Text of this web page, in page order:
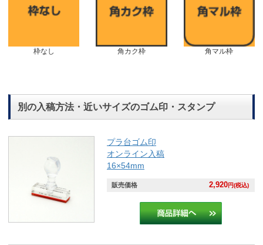
枠なし 角カク枠 角マル枠
別の入稿方法・近いサイズのゴム印・スタンプ
プラ台ゴム印
オンライン入稿
16×54mm
販売価格 2,920円(税込)